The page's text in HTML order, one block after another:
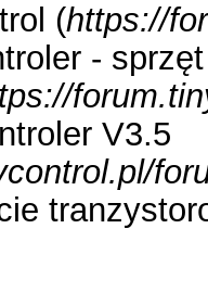
(https://
-
V3.5